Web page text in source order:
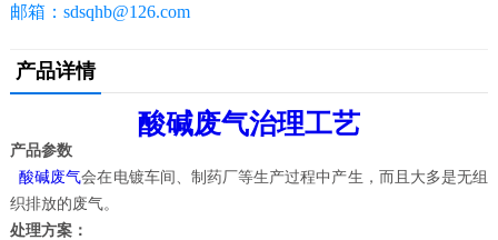
邮箱：sdsqhb@126.com
产品详情
酸碱废气治理工艺
产品参数
酸碱废气会在电镀车间、制药厂等生产过程中产生，而且大多是无组
织排放的废气。
处理方案：